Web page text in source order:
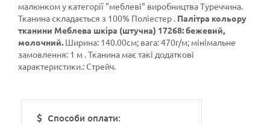
малюнком у категорії "меблеві" виробництва Туреччина.
Тканина складається з 100% Поліестер . Палітра кольору
тканини Меблева шкіра (штучна) 17268: бежевий,
молочний. Ширина: 140.00см; вага: 470г/м; мінімальне
замовлення: 1 м . Тканина має такі додаткові
характеристики.: Стрейч.
Способи оплати: